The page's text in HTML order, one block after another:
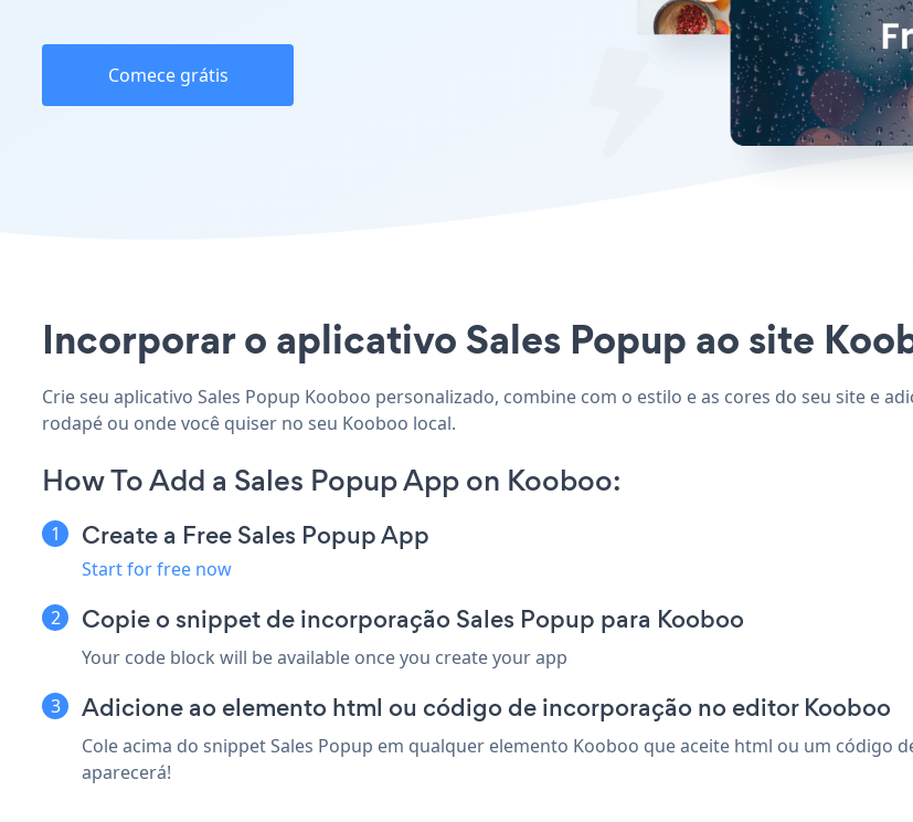
Comece grátis
Incorporar o aplicativo Sales Popup ao site
Crie seu aplicativo Sales Popup Kooboo personalizado, combine com o estilo e as cores do seu site e
rodapé ou onde você quiser no seu Kooboo local.
How To Add a Sales Popup App on Kooboo:
Create a Free Sales Popup App
Start for free now
Copie o snippet de incorporação Sales Popup para Kooboo
Your code block will be available once you create your app
Adicione ao elemento html ou código de incorporação no editor Kooboo
Cole acima do snippet Sales Popup em qualquer elemento Kooboo que aceite html ou um código
aparecerá!